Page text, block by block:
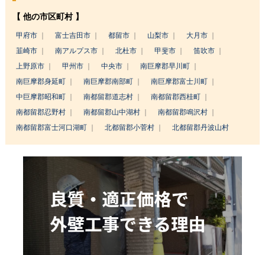
【 他の市区町村 】
甲府市 富士吉田市 都留市 山梨市
大月市
韮崎市
南アルプス市 北杜市 甲斐市
笛吹市
上野原市
甲州市 中央市
南巨摩郡早川町
南巨摩郡身延町
南巨摩郡南部町
南巨摩郡富士川町
中巨摩郡昭和町
南都留郡道志村
南都留郡西桂町
南都留郡忍野村
南都留郡山中湖村
南都留郡鳴沢村
南都留郡富士河口湖町
北都留郡小菅村 北都留郡丹波山村